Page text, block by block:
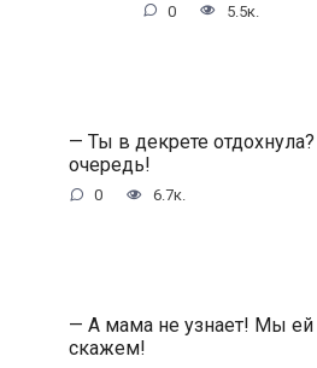
0 5.5к.
— Ты в декрете
очередь!
0 6.7к.
— А мама не узнает! Мы ей
скажем!